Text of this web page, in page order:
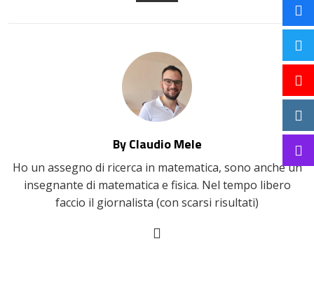
By Claudio Mele
Ho un assegno di ricerca in matematica, sono anche un
insegnante di matematica e fisica. Nel tempo libero
faccio il giornalista (con scarsi risultati)